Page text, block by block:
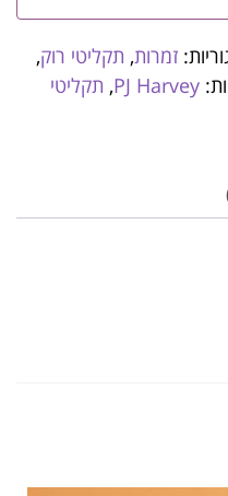
זמרות, תקליטי רוק,
PJ Harvey
, תקליטי